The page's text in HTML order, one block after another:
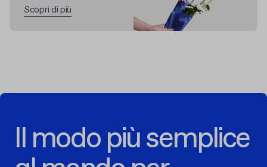
Scopri di più
Il modo più semplice